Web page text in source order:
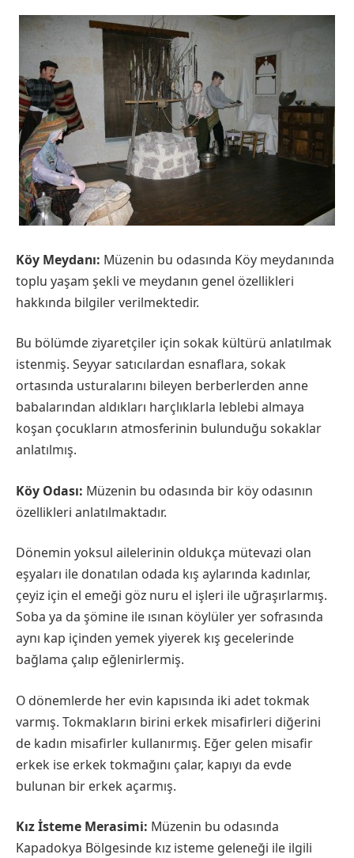
Köy Meydanı: Müzenin bu odasında Köy meydanında
toplu yaşam şekli ve meydanın genel özellikleri
hakkında bilgiler verilmektedir.
Bu bölümde ziyaretçiler için sokak kültürü anlatılmak
istenmiş. Seyyar satıcılardan esnaflara, sokak
ortasında usturalarını bileyen berberlerden anne
babalarından aldıkları harçlıklarla leblebi almaya
koşan çocukların atmosferinin bulunduğu sokaklar
anlatılmış.
Köy Odası: Müzenin bu odasında bir köy odasının
özellikleri anlatılmaktadır.
Dönemin yoksul ailelerinin oldukça mütevazi olan
eşyaları ile donatılan odada kış aylarında kadınlar,
çeyiz için el emeği göz nuru el işleri ile uğraşırlarmış.
Soba ya da şömine ile ısınan köylüler yer sofrasında
aynı kap içinden yemek yiyerek kış gecelerinde
bağlama çalıp eğlenirlermiş.
O dönemlerde her evin kapısında iki adet tokmak
varmış. Tokmakların birini erkek misafirleri diğerini
de kadın misafirler kullanırmış. Eğer gelen misafir
erkek ise erkek tokmağını çalar, kapıyı da evde
bulunan bir erkek açarmış.
Kız İsteme Merasimi: Müzenin bu odasında
Kapadokya Bölgesinde kız isteme geleneği ile ilgili